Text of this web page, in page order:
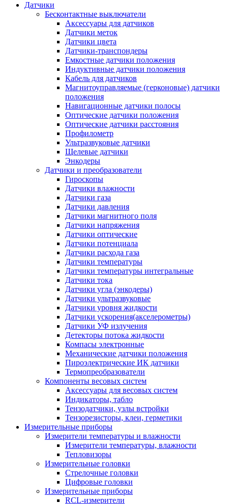
Датчики
Бесконтактные выключатели
Аксессуары для датчиков
Датчики меток
Датчики цвета
Датчики-транспондеры
Емкостные датчики положения
Индуктивные датчики положения
Кабель для датчиков
Магнитоуправляемые (герконовые) датчики
положения
Навигационные датчики полосы
Оптические датчики положения
Оптические датчики расстояния
Профилометр
Ультразвуковые датчики
Щелевые датчики
Энкодеры
Датчики и преобразователи
Гироскопы
Датчики влажности
Датчики газа
Датчики давления
Датчики магнитного поля
Датчики напряжения
Датчики оптические
Датчики потенциала
Датчики расхода газа
Датчики температуры
Датчики температуры интегральные
Датчики тока
Датчики угла (энкодеры)
Датчики ультразвуковые
Датчики уровня жидкости
Датчики ускорения(акселерометры)
Датчики УФ излучения
Детекторы потока жидкости
Компасы электронные
Механические датчики положения
Пироэлектрические ИК датчики
Термопреобразователи
Компоненты весовых систем
Аксессуары для весовых систем
Индикаторы, табло
Тензодатчики, узлы встройки
Тензорезисторы, клеи, герметики
Измерительные приборы
Измерители температуры и влажности
Измерители температуры, влажности
Тепловизоры
Измерительные головки
Стрелочные головки
Цифровые головки
Измерительные приборы
RCL-измерители